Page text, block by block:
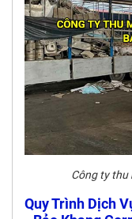
Công ty thu
Quy Trình Dịch